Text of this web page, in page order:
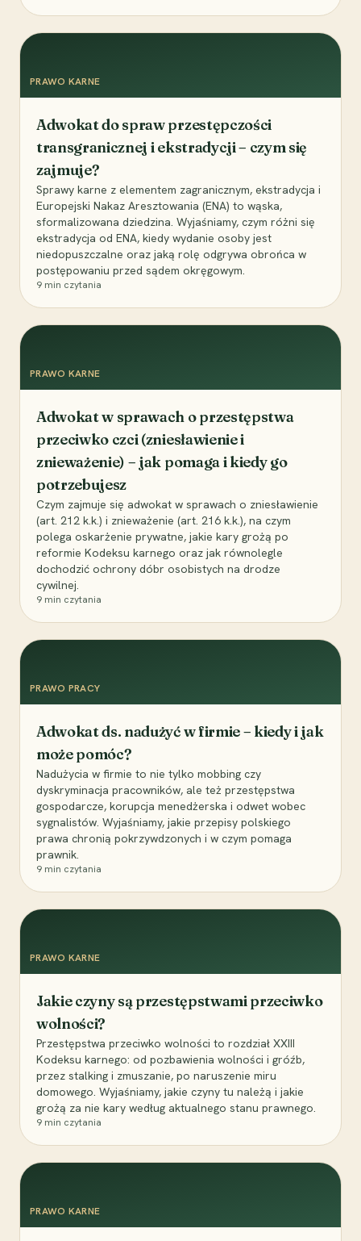
PRAWO KARNE
Adwokat do spraw przestępczości
transgranicznej i ekstradycji – czym się
zajmuje?
Sprawy karne z elementem zagranicznym, ekstradycja i
Europejski Nakaz Aresztowania (ENA) to wąska,
sformalizowana dziedzina. Wyjaśniamy, czym różni się
ekstradycja od ENA, kiedy wydanie osoby jest
niedopuszczalne oraz jaką rolę odgrywa obrońca w
postępowaniu przed sądem okręgowym.
9 min czytania
PRAWO KARNE
Adwokat w sprawach o przestępstwa
przeciwko czci (zniesławienie i
znieważenie) – jak pomaga i kiedy go
potrzebujesz
Czym zajmuje się adwokat w sprawach o zniesławienie
(art. 212 k.k.) i znieważenie (art. 216 k.k.), na czym
polega oskarżenie prywatne, jakie kary grożą po
reformie Kodeksu karnego oraz jak równolegle
dochodzić ochrony dóbr osobistych na drodze
cywilnej.
9 min czytania
PRAWO PRACY
Adwokat ds. nadużyć w firmie – kiedy i jak
może pomóc?
Nadużycia w firmie to nie tylko mobbing czy
dyskryminacja pracowników, ale też przestępstwa
gospodarcze, korupcja menedżerska i odwet wobec
sygnalistów. Wyjaśniamy, jakie przepisy polskiego
prawa chronią pokrzywdzonych i w czym pomaga
prawnik.
9 min czytania
PRAWO KARNE
Jakie czyny są przestępstwami przeciwko
wolności?
Przestępstwa przeciwko wolności to rozdział XXIII
Kodeksu karnego: od pozbawienia wolności i gróźb,
przez stalking i zmuszanie, po naruszenie miru
domowego. Wyjaśniamy, jakie czyny tu należą i jakie
grożą za nie kary według aktualnego stanu prawnego.
9 min czytania
PRAWO KARNE